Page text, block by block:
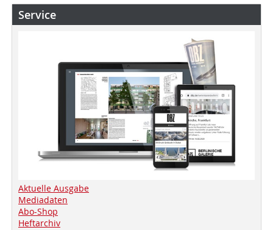
Service
Aktuelle Ausgabe
Mediadaten
Abo-Shop
Heftarchiv